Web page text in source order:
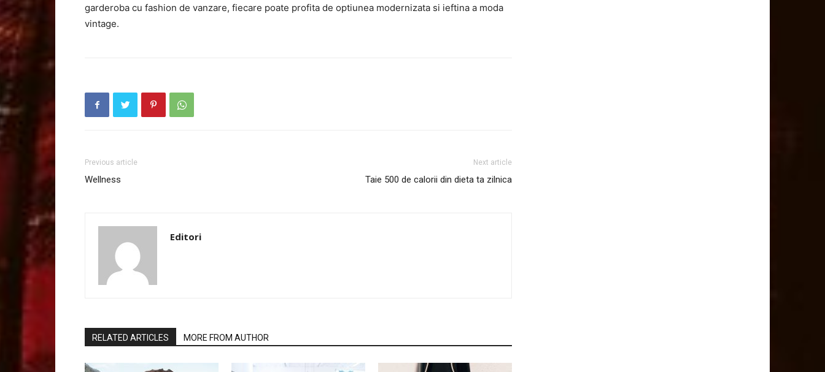
garderoba cu fashion de vanzare, fiecare poate profita de optiunea modernizata si ieftina a moda
vintage.
Previous article
Wellness
Next article
Taie 500 de calorii din dieta ta zilnica
Editori
RELATED ARTICLES MORE FROM AUTHOR